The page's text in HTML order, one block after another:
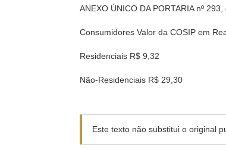
ANEXO ÚNICO DA PORTARIA nº
Consumidores Valor da COSIP em
Residenciais R$ 9,32
Não-Residenciais R$ 29,30
Este texto não substitui o original